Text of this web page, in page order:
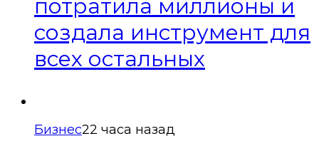
потратила миллионы и
создала инструмент для
всех остальных
Бизнес22 часа назад